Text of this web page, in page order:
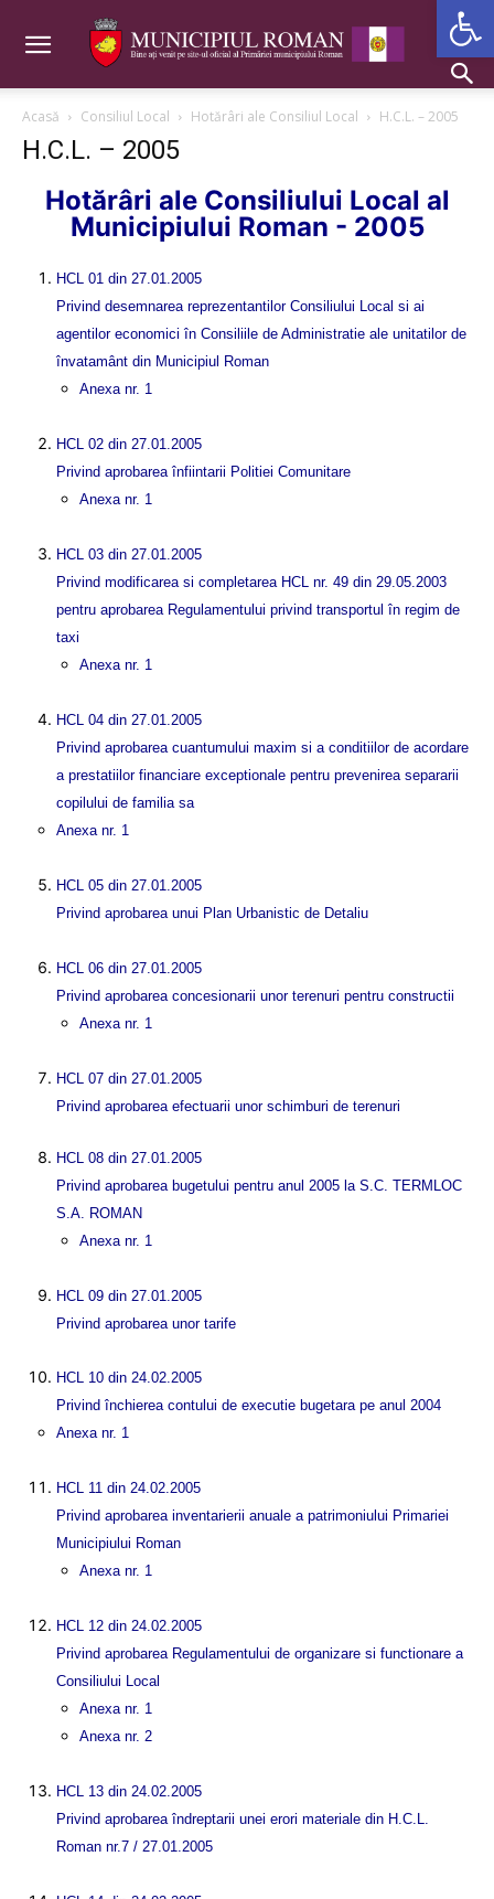
Acasă Consiliul Local Hotărâri ale Consiliul Local H.C.L. – 2005
H.C.L. – 2005
Hotărâri ale Consiliului Local al
Municipiului Roman - 2005
HCL 01 din 27.01.2005
Privind desemnarea reprezentantilor Consiliului Local si ai
agentilor economici în Consiliile de Administratie ale unitatilor de
învatamânt din Municipiul Roman
Anexa nr. 1
HCL 02 din 27.01.2005
Privind aprobarea înfiintarii Politiei Comunitare
Anexa nr. 1
HCL 03 din 27.01.2005
Privind modificarea si completarea HCL nr. 49 din 29.05.2003
pentru aprobarea Regulamentului privind transportul în regim de
taxi
Anexa nr. 1
HCL 04 din 27.01.2005
Privind aprobarea cuantumului maxim si a conditiilor de acordare
a prestatiilor financiare exceptionale pentru prevenirea separarii
copilului de familia sa
Anexa nr. 1
HCL 05 din 27.01.2005
Privind aprobarea unui Plan Urbanistic de Detaliu
HCL 06 din 27.01.2005
Privind aprobarea concesionarii unor terenuri pentru constructii
Anexa nr. 1
HCL 07 din 27.01.2005
Privind aprobarea efectuarii unor schimburi de terenuri
HCL 08 din 27.01.2005
Privind aprobarea bugetului pentru anul 2005 la S.C. TERMLOC
S.A. ROMAN
Anexa nr. 1
HCL 09 din 27.01.2005
Privind aprobarea unor tarife
HCL 10 din 24.02.2005
Privind închierea contului de executie bugetara pe anul 2004
Anexa nr. 1
HCL 11 din 24.02.2005
Privind aprobarea inventarierii anuale a patrimoniului Primariei
Municipiului Roman
Anexa nr. 1
HCL 12 din 24.02.2005
Privind aprobarea Regulamentului de organizare si functionare a
Consiliului Local
Anexa nr. 1
Anexa nr. 2
HCL 13 din 24.02.2005
Privind aprobarea îndreptarii unei erori materiale din H.C.L.
Roman nr.7 / 27.01.2005